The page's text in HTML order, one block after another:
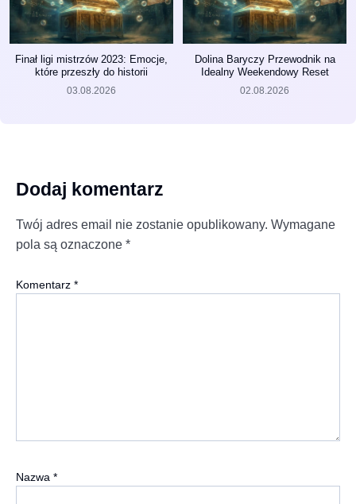
Finał ligi mistrzów 2023: Emocje,
które przeszły do historii
03.08.2026
Dolina Baryczy Przewodnik na
Idealny Weekendowy Reset
02.08.2026
Dodaj komentarz
Twój adres email nie zostanie opublikowany. Wymagane
pola są oznaczone *
Komentarz *
Nazwa *